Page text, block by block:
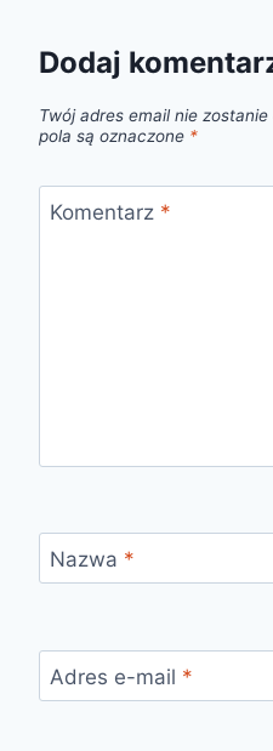
Dodaj
Twój adres email nie
pola są oznaczone *
Komentarz *
Nazwa *
Adres e-mail *